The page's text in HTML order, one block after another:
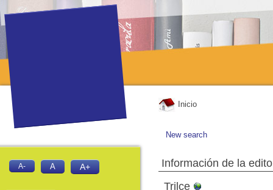
Inicio
New search
Información de la
Trilce
A- A A+